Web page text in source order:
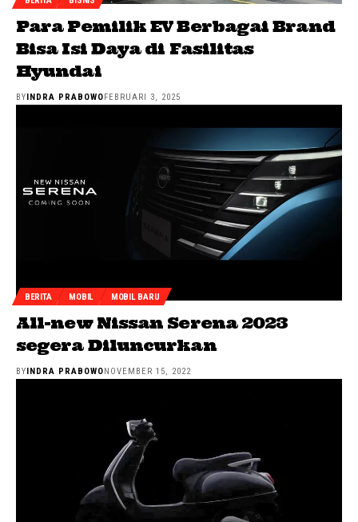
Para Pemilik EV Berbagai Brand
Bisa Isi Daya di Fasilitas
Hyundai
BY INDRA PRABOWO FEBRUARI 3, 2025
BERITA MOBIL MOBIL BARU
All-new Nissan Serena 2023
segera Diluncurkan
BYINDRA PRABOWONOVEMBER 15, 2022